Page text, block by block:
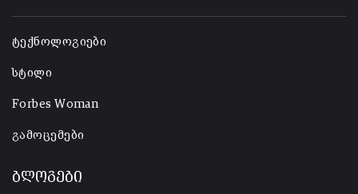
ტექნოლოგიები
სტილი
Forbes Woman
გამოცემები
ბლოგები